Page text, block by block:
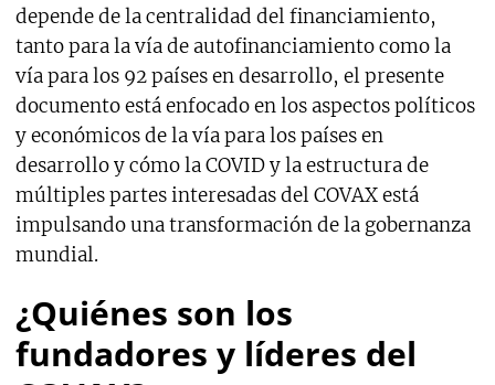
depende de la centralidad del financiamiento,
tanto para la vía de autofinanciamiento como la
vía para los 92 países en desarrollo, el presente
documento está enfocado en los aspectos políticos
y económicos de la vía para los países en
desarrollo y cómo la COVID y la estructura de
múltiples partes interesadas del COVAX está
impulsando una transformación de la gobernanza
mundial.
¿Quiénes son los
fundadores y líderes del